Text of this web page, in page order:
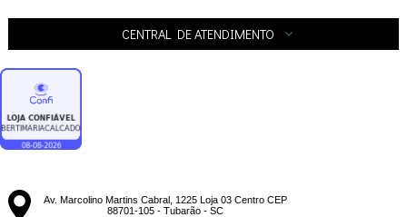
CENTRAL DE ATENDIMENTO
Av. Marcolino Martins Cabral, 1225 Loja 03 Centro CEP
88701-105 - Tubarão - SC